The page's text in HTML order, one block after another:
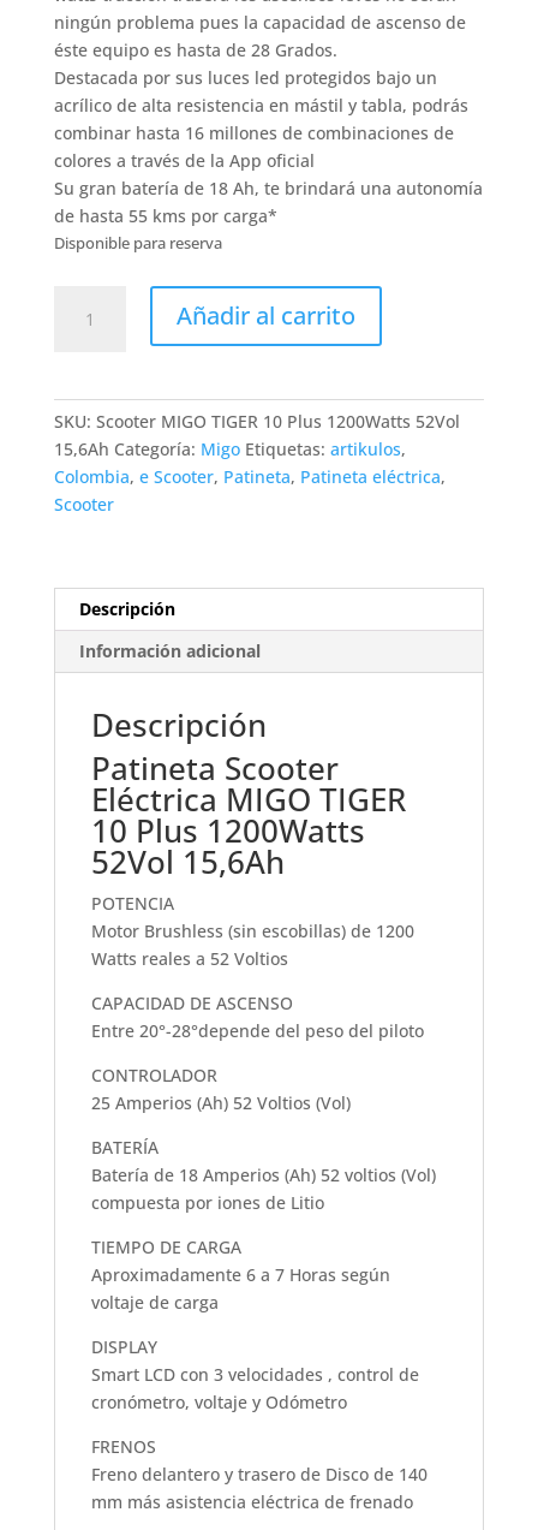
ningún problema pues la capacidad de ascenso de
éste equipo es hasta de 28 Grados.
Destacada por sus luces led protegidos bajo un
acrílico de alta resistencia en mástil y tabla, podrás
combinar hasta 16 millones de combinaciones de
colores a través de la App oficial
Su gran batería de 18 Ah, te brindará una autonomía
de hasta 55 kms por carga*
Disponible para reserva
Scooter
Plus
cantidad
Añadir al carrito
SKU: Scooter MIGO TIGER 10 Plus 1200Watts 52Vol
15,6Ah Categoría: Migo Etiquetas: artikulos,
Colombia, e Scooter, Patineta, Patineta eléctrica,
Scooter
Descripción
Información adicional
Descripción
Patineta Scooter
Eléctrica MIGO TIGER
10 Plus 1200Watts
52Vol 15,6Ah
POTENCIA
Motor Brushless (sin escobillas) de 1200
Watts reales a 52 Voltios
CAPACIDAD DE ASCENSO
Entre 20°-28°depende del peso del piloto
CONTROLADOR
25 Amperios (Ah) 52 Voltios (Vol)
BATERÍA
Batería de 18 Amperios (Ah) 52 voltios (Vol)
compuesta por iones de Litio
TIEMPO DE CARGA
Aproximadamente 6 a 7 Horas según
voltaje de carga
DISPLAY
Smart LCD con 3 velocidades , control de
cronómetro, voltaje y Odómetro
FRENOS
Freno delantero y trasero de Disco de 140
mm más asistencia eléctrica de frenado